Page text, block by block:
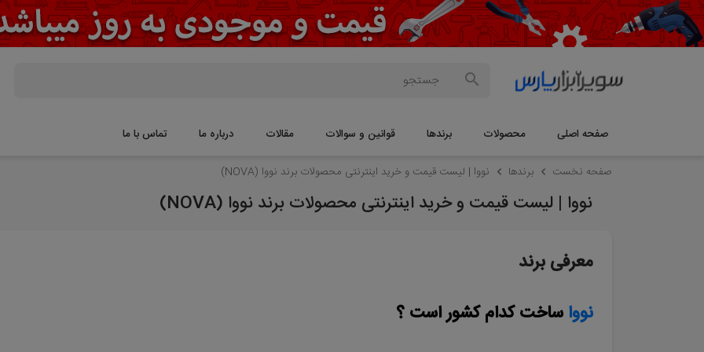
صفحه اصلی محصولات برندها قوانین و سوالات مقالات درباره ما تماس با ما
صفحه نخست برندها نووا | لیست قیمت و خرید اینترنتی محصولات برند نووا (NOVA)
نووا | لیست قیمت و خرید اینترنتی محصولات برند نووا (NOVA)
معرفی برند
نووا ساخت کدام کشور است ؟